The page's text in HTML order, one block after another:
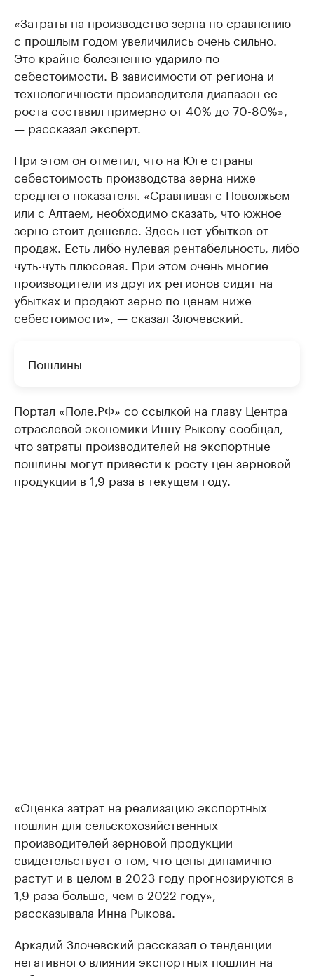
«Затраты на производство зерна по сравнению
с прошлым годом увеличились очень сильно.
Это крайне болезненно ударило по
себестоимости. В зависимости от региона и
технологичности производителя диапазон ее
роста составил примерно от 40% до 70-80%»,
— рассказал эксперт.
При этом он отметил, что на Юге страны
себестоимость производства зерна ниже
среднего показателя. «Сравнивая с Поволжьем
или с Алтаем, необходимо сказать, что южное
зерно стоит дешевле. Здесь нет убытков от
продаж. Есть либо нулевая рентабельность, либо
чуть-чуть плюсовая. При этом очень многие
производители из других регионов сидят на
убытках и продают зерно по ценам ниже
себестоимости», — сказал Злочевский.
Пошлины
Портал «Поле.РФ» со ссылкой на главу Центра
отраслевой экономики Инну Рыкову сообщал,
что затраты производителей на экспортные
пошлины могут привести к росту цен зерновой
продукции в 1,9 раза в текущем году.
«Оценка затрат на реализацию экспортных
пошлин для сельскохозяйственных
производителей зерновой продукции
свидетельствует о том, что цены динамично
растут и в целом в 2023 году прогнозируются в
1,9 раза больше, чем в 2022 году», —
рассказывала Инна Рыкова.
Аркадий Злочевский рассказал о тенденции
негативного влияния экспортных пошлин на